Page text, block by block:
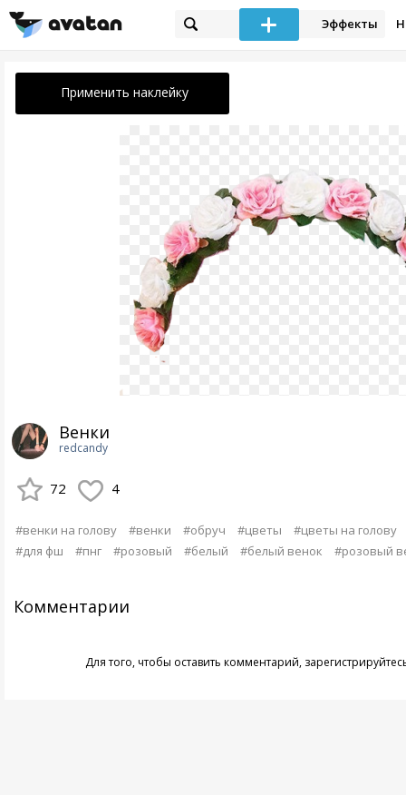
Эффекты
Применить наклейку
Венки
redcandy
72 4
#венки на голову #венки #обруч #цветы
#цветы на голову
#для фш
#пнг #розовый #белый #белый венок #розовый
Комментарии
Для того, чтобы оставить комментарий,